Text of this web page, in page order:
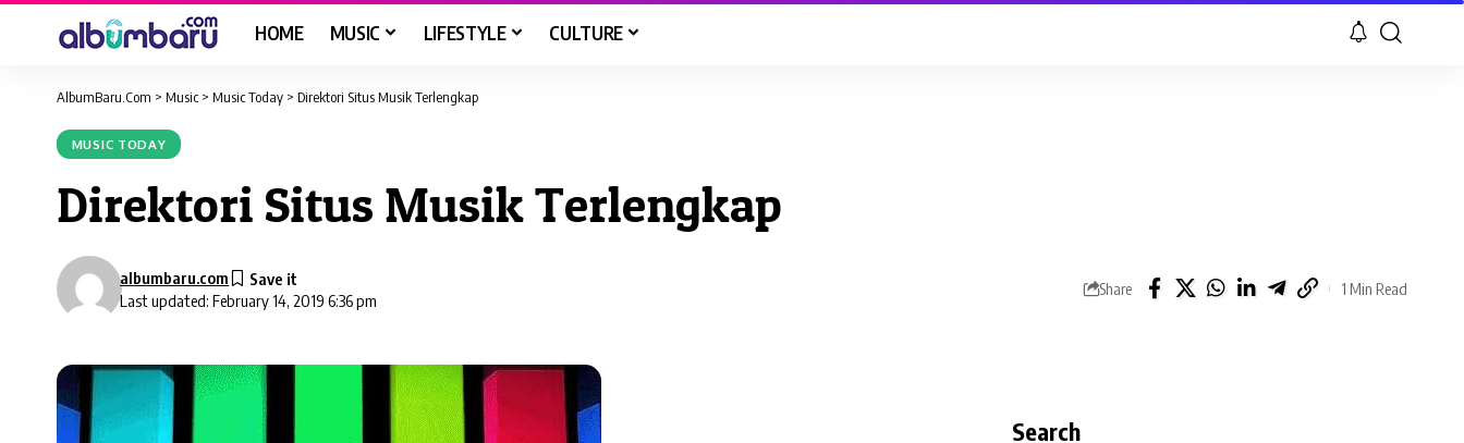
HOME MUSIC LIFESTYLE CULTURE
AlbumBaru.Com > Music > Music Today > Direktori Situs Musik Terlengkap
MUSIC TODAY
Direktori Situs Musik Terlengkap
Last updated: February 14, 2019 6:36 pm
albumbaru.com
Share 1 Min Read
Search